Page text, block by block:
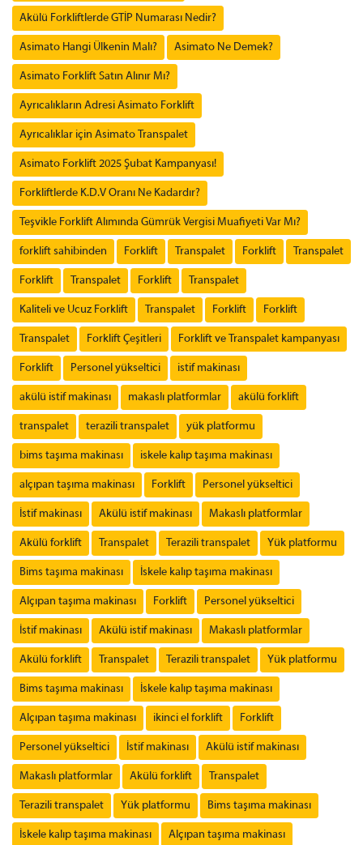
Akülü Forkliftlerde GTİP Numarası Nedir?
Asimato Hangi Ülkenin Malı? Asimato Ne Demek?
Asimato Forklift Satın Alınır Mı?
Ayrıcalıkların Adresi Asimato Forklift
Ayrıcalıklar için Asimato Transpalet
Asimato Forklift 2025 Şubat Kampanyası!
Forkliftlerde K.D.V Oranı Ne Kadardır?
Teşvikle Forklift Alımında Gümrük Vergisi Muafiyeti Var Mı?
forklift sahibinden Forklift Transpalet Forklift Transpalet
Forklift Transpalet Forklift Transpalet
Kaliteli ve Ucuz Forklift Transpalet Forklift Forklift
Transpalet Forklift Çeşitleri Forklift ve Transpalet kampanyası
Forklift Personel yükseltici istif makinası
akülü istif makinası makaslı platformlar akülü forklift
transpalet terazili transpalet yük platformu
bims taşıma makinası iskele kalıp taşıma makinası
alçıpan taşıma makinası Forklift Personel yükseltici
İstif makinası Akülü istif makinası Makaslı platformlar
Akülü forklift Transpalet Terazili transpalet Yük platformu
Bims taşıma makinası İskele kalıp taşıma makinası
Alçıpan taşıma makinası Forklift Personel yükseltici
İstif makinası Akülü istif makinası Makaslı platformlar
Akülü forklift Transpalet Terazili transpalet Yük platformu
Bims taşıma makinası İskele kalıp taşıma makinası
Alçıpan taşıma makinası ikinci el forklift Forklift
Personel yükseltici İstif makinası Akülü istif makinası
Makaslı platformlar Akülü forklift Transpalet
Terazili transpalet Yük platformu Bims taşıma makinası
İskele kalıp taşıma makinası Alçıpan taşıma makinası